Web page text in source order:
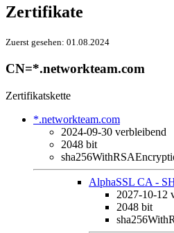
Zertifikate
Zuerst gesehen: 01.08.2024
CN=*.networkteam.com
Zertifikatskette
*.networkteam.com
2024-09-30 verbleibend
2048 bit
AlphaSSL CA -
2027-10-12
2048 bit